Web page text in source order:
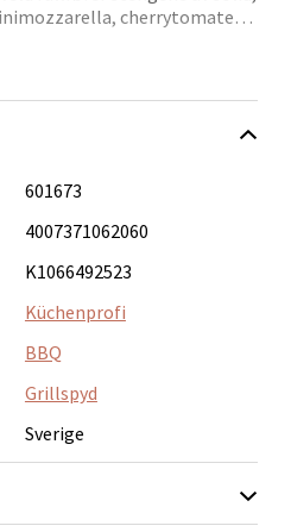
cherrytomater
601673
4007371062060
K1066492523
Küchenprofi
BBQ
Grillspyd
Sverige
Malmporten